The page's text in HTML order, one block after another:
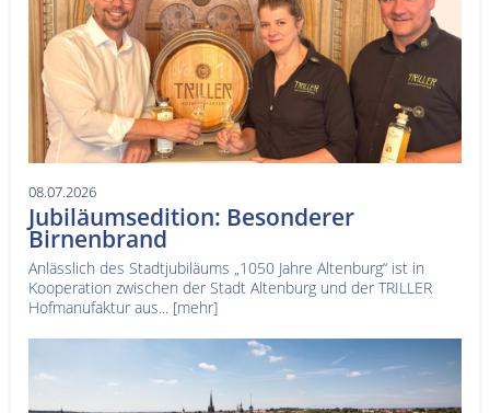
08.07.2026
Jubiläumsedition: Besonderer
Birnenbrand
Anlässlich des Stadtjubiläums „1050 Jahre Altenburg“ ist in
Kooperation zwischen der Stadt Altenburg und der TRILLER
Hofmanufaktur aus... [mehr]